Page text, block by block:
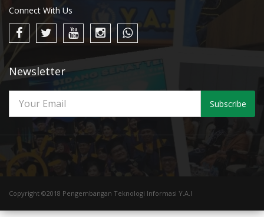
Connect With Us
Newsletter
Subscribe
Copyright ©2018 Pengembangan Teknologi Informasi Y.A.I